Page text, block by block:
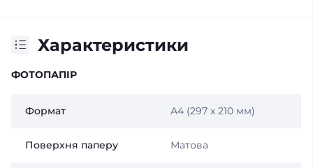
Характеристики
ФОТОПАПІР
Формат А4 (297 x 210 мм)
Поверхня паперу Матова